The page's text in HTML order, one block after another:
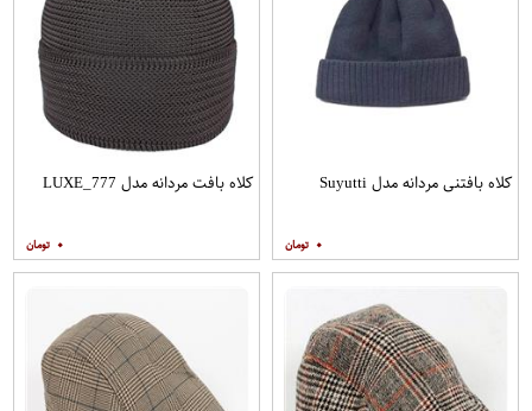
کلاه بافتنی مردانه مدل Suyutti
۰
کلاه بافت مردانه مدل LUXE_777
۰